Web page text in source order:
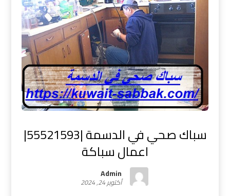
سباك صحي في الدسمة |55521593|
اعمال سباكة
Admin
أكتوبر 24, 2024